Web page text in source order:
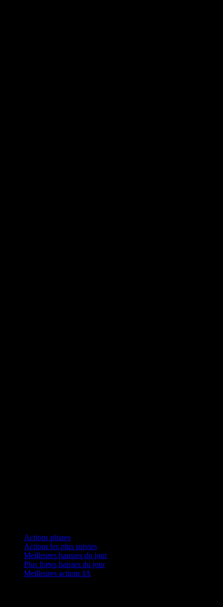
Actions phares
Actions les plus suivies
Meilleures hausses du jour
Plus fortes baisses du jour
Meilleures actions IA